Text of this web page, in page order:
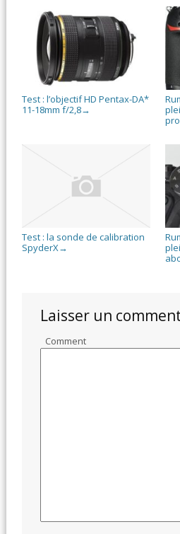
Test : l’objectif HD Pentax-DA*
11-18mm f/2,8→
pro
Test : la sonde de calibration
SpyderX→
Laisser un
Comment